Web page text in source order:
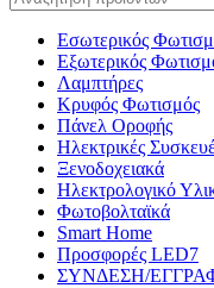
Εσωτερικός
Εξωτερικός
Λαμπτήρες
Κρυφός Φωτισμός
Πάνελ Οροφής
Ηλεκτρικές
Ξενοδοχειακά
Ηλεκτρολογικό
Φωτοβολταϊκά
Smart Home
Προσφορές LED7
ΣΥΝΔΕΣΗ/